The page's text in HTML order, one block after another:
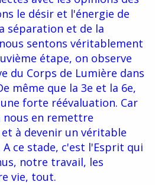
le désir et l'énergie de
séparation et de la
sentons véritablement
étape, on observe
du Corps de Lumière dans
même que la 3e et la 6e,
forte réévaluation. Car
nous en remettre
à devenir un véritable
ce stade, c'est l'Esprit qui
notre travail, les
vie, tout.